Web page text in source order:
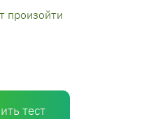
произойти
тест